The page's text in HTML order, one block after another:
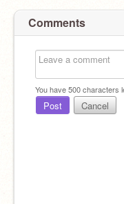
Comments
You have500characters
Post Cancel